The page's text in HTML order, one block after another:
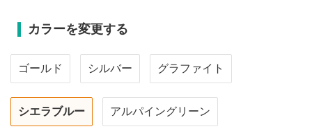
カラーを変更する
ゴールド シルバー グラファイト
シエラブルー アルパイングリーン